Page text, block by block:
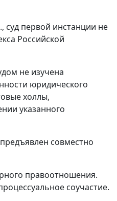
первой инстанции не
Российской
не изучена
юридического
холлы,
указанного
совместно
правоотношения.
соучастие.